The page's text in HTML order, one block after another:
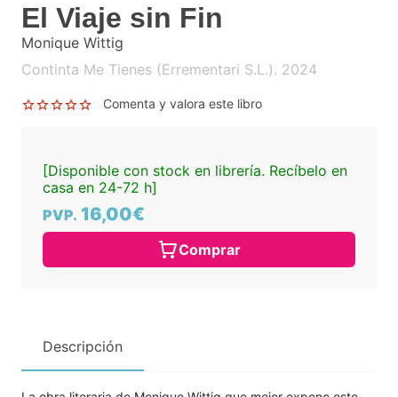
El Viaje sin Fin
Monique Wittig
Continta Me Tienes (Errementari S.L.). 2024
Comenta y valora este libro
[Disponible con stock en librería. Recíbelo en
casa en 24-72 h]
PVP. 16,00€
Comprar
Descripción